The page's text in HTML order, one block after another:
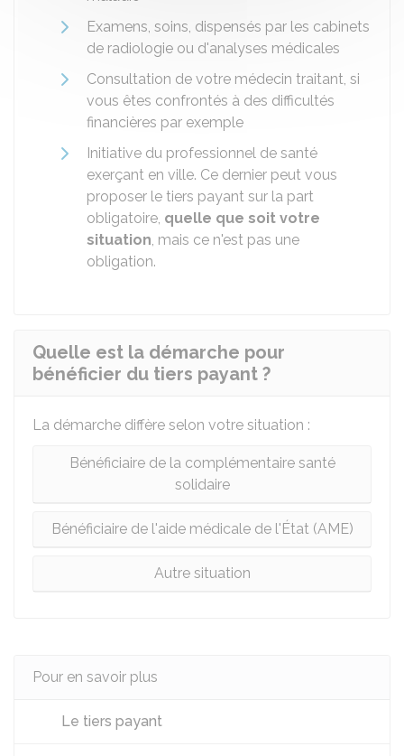
Examens, soins, dispensés par les cabinets
de radiologie ou d'analyses médicales
Consultation de votre médecin traitant, si
vous êtes confrontés à des difficultés
financières par exemple
Initiative du professionnel de santé
exerçant en ville. Ce dernier peut vous
proposer le tiers payant sur la part
obligatoire, quelle que soit votre
situation, mais ce n'est pas une
obligation.
Quelle est la démarche pour
bénéficier du tiers payant ?
La démarche diffère selon votre situation :
Bénéficiaire de la complémentaire santé
solidaire
Bénéficiaire de l'aide médicale de l'État (AME)
Autre situation
Pour en savoir plus
Le tiers payant